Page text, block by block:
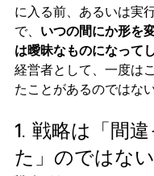
に入る前、あるいは実
で、 いつの間にか形を
は曖昧なものになって
経営者として、一度は
たことがあるのではな
1. 戦略は「間
た」のではない